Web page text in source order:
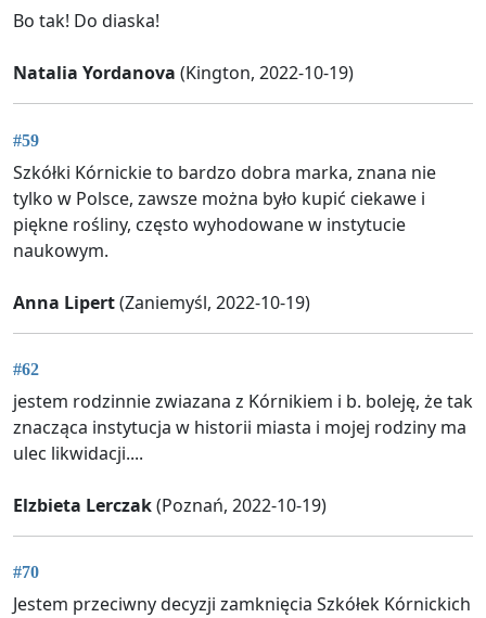
Bo tak! Do diaska!
Natalia Yordanova (Kington, 2022-10-19)
#59
Szkółki Kórnickie to bardzo dobra marka, znana nie
tylko w Polsce, zawsze można było kupić ciekawe i
piękne rośliny, często wyhodowane w instytucie
naukowym.
Anna Lipert(Zaniemyśl, 2022-10-19)
#62
jestem rodzinnie zwiazana z Kórnikiem i b. boleję, że tak
znacząca instytucja w historii miasta i mojej rodziny ma
ulec likwidacji....
Elzbieta Lerczak(Poznań, 2022-10-19)
#70
Jestem przeciwny decyzji zamknięcia Szkółek Kórnickich